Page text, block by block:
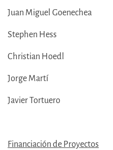
Juan Miguel Goenechea
Stephen Hess
Christian Hoedl
Jorge Martí
Javier Tortuero
Financiación de Proyectos